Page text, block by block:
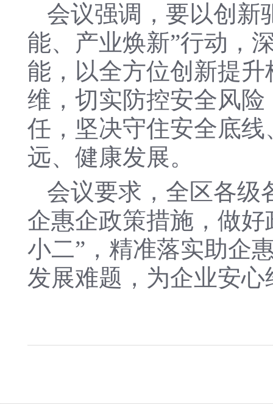
会议强调，要以创新
能、产业焕新”行动，
能，以全方位创新提
维，切实防控安全风险
任，坚决守住安全底
远、健康发展。
会议要求，全区各级
企惠企政策措施，做
小二”，精准落实助企
发展难题，为企业安